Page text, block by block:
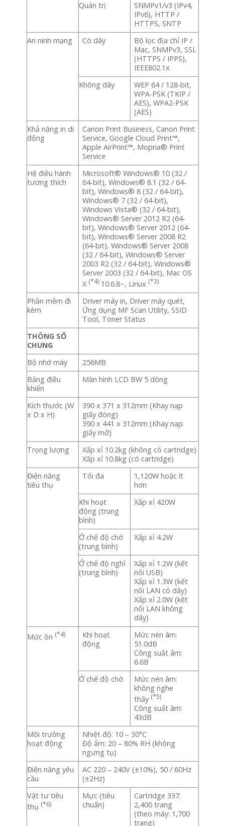
Quản trị
SNMPv1/v3 (IPv4,
IPv6), HTTP /
HTTPS, SNTP
An ninh mạng
Có dây
Bộ lọc địa chỉ IP /
Mac, SNMPv3, SSL
(HTTPS / IPPS),
IEEE802.1x
Không dây
WEP 64 / 128-bit,
WPA-PSK (TKIP /
AES), WPA2-PSK
(AES)
Khả năng in di
động
Canon Print Business, Canon Print
Service, Google Cloud Print™,
Apple AirPrint™, Mopria® Print
Service
Hệ điều hành
tương thích
Microsoft® Windows® 10 (32 /
64-bit), Windows® 8.1 (32 / 64-
bit), Windows® 8 (32 / 64-bit),
Windows® 7 (32 / 64-bit),
Windows Vista® (32 / 64-bit),
Windows® Server 2012 R2 (64-
bit), Windows® Server 2012 (64-
bit), Windows® Server 2008 R2
(64-bit), Windows® Server 2008
(32 / 64-bit), Windows® Server
2003 R2 (32 / 64-bit), Windows®
Server 2003 (32 / 64-bit), Mac OS
X (*4)10.6.8~, Linux (*3)
Phần mềm đi
kèm
Driver máy in, Driver máy quét,
Ứng dụng MF Scan Utility, SSID
Tool, Toner Status
THÔNG SỐ
CHUNG
Bộ nhớ máy
256MB
Bảng điều
khiển
Màn hình LCD BW 5 dòng
Kích thước (W
x D x H)
390 x 371 x 312mm (Khay nạp
giấy đóng)
390 x 441 x 312mm (Khay nạp
giấy mở)
Trọng lượng
Xấp xỉ 10.2kg (không có cartridge)
Xấp xỉ 10.8kg (có cartridge)
Điện năng
tiêu thụ
Tối đa
1,120W hoặc ít
hơn
Khi hoạt
động (trung
bình)
Xấp xỉ 420W
Ở chế độ chờ
(trung bình)
Xấp xỉ 4.2W
Ở chế độ nghỉ
(trung bình)
Xấp xỉ 1.2W (kết
nối USB)
Xấp xỉ 1.3W (kết
nối LAN có dây)
Xấp xỉ 2.0W (kết
nối LAN không
dây)
Mức ồn (*4)
Khi hoạt
động
Mức nén âm:
51.0dB
Công suất âm:
6.6B
Ở chế độ chờ
Mức nén âm:
không nghe
thấy (*5)
Công suất âm:
43dB
Môi trường
hoạt động
Nhiệt độ: 10 – 30°C
Độ ẩm: 20 – 80% RH (không
ngưng tụ)
Điện năng yêu
cầu
AC 220 – 240V (±10%), 50 / 60Hz
(±2Hz)
Vật tư tiêu
thụ (*6)
Mực (tiêu
chuẩn)
Cartridge 337:
2,400 trang
(theo máy: 1,700
trang)